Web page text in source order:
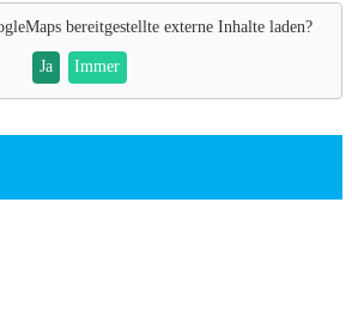
bereitgestellte externe Inhalte laden?
Ja Immer